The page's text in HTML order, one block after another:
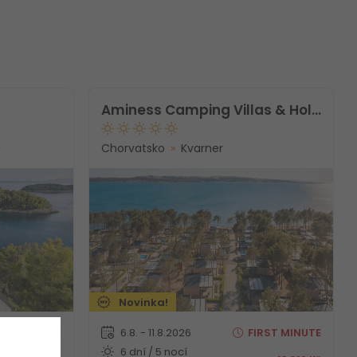
Aminess Camping Villas & Holiday Homes Avalona
Chorvatsko Kvarner
Novinka!
6.8. - 11.8.2026
6 dní / 5 nocí
FIRST MINUTE